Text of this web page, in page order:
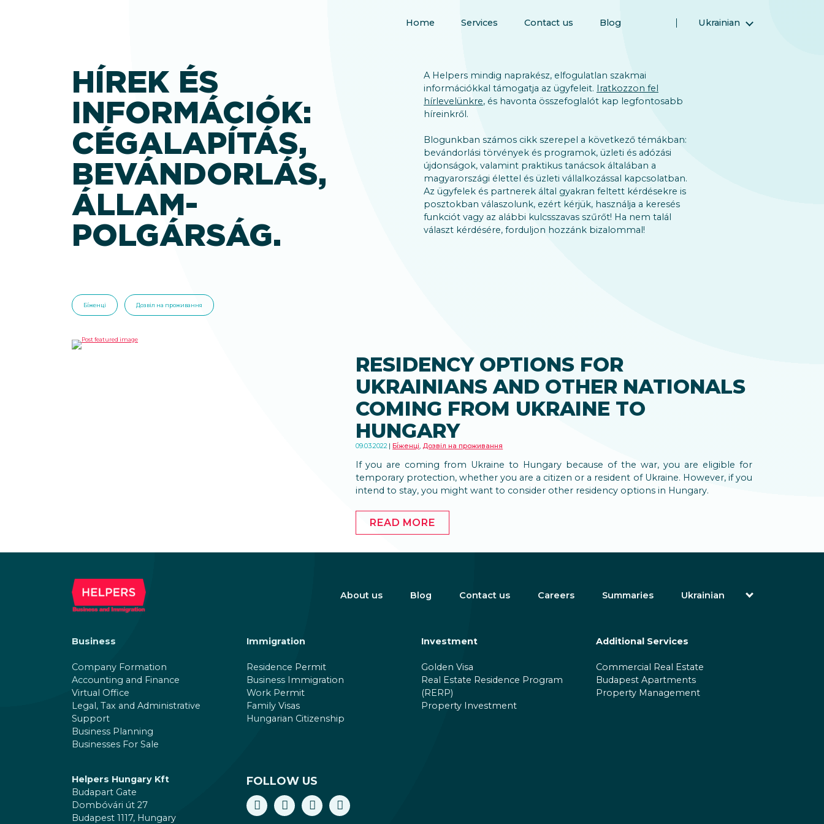
Home Services Contact us Blog Ukrainian
فارسی (Persian)
Español (Spanish)
Türkçe (Turkish)
简体中文 (Simplified Chinese)
HÍREK ÉS
INFORMÁCIÓK:
CÉGALAPÍTÁS,
BEVÁNDORLÁS,
ÁLLAM­
POLGÁRSÁG.
A Helpers mindig naprakész, elfogulatlan szakmai
információkkal támogatja az ügyfeleit. Iratkozzon fel
hírlevelünkre, és havonta összefoglalót kap legfontosabb
híreinkről.
Blogunkban számos cikk szerepel a következő témákban:
bevándorlási törvények és programok, üzleti és adózási
újdonságok, valamint praktikus tanácsok általában a
magyarországi élettel és üzleti vállalkozással kapcsolatban.
Az ügyfelek és partnerek által gyakran feltett kérdésekre is
posztokban válaszolunk, ezért kérjük, használja a keresés
funkciót vagy az alábbi kulcsszavas szűrőt! Ha nem talál
választ kérdésére, forduljon hozzánk bizalommal!
Бі́женці Дозвіл на проживання
RESIDENCY OPTIONS FOR
UKRAINIANS AND OTHER NATIONALS
COMING FROM UKRAINE TO
HUNGARY
09.03.2022 Бі́женці,Дозвіл на проживання
If you are coming from Ukraine to Hungary because of the war, you are eligible for
temporary protection, whether you are a citizen or a resident of Ukraine. However, if you
intend to stay, you might want to consider other residency options in Hungary.
READ MORE
About us Blog Contact us Careers Summaries
Ukrainian
(Arabic) العربية
Русский (Russian)
Español (Spanish)
Türkçe (Turkish)
Business
Company Formation
Accounting and Finance
Virtual Office
Legal, Tax and Administrative
Support
Business Planning
Businesses For Sale
Immigration
Residence Permit
Business Immigration
Work Permit
Family Visas
Hungarian Citizenship
Investment
Golden Visa
Real Estate Residence Program
(RERP)
Property Investment
Additional Services
Commercial Real Estate
Budapest Apartments
Property Management
Helpers Hungary Kft
Budapart Gate
Dombóvári út 27
Budapest 1117, Hungary
FOLLOW US